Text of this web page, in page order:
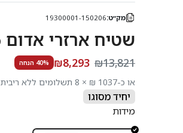
מק״ט:19300001-150206
שטיח ארזרי אדום 206*150 ARZARI
₪13,821
₪8,293 40% הנחה
או כ-1037 ₪ × 8 תשלומים ללא ריבית
יחיד מסוגו
מידות